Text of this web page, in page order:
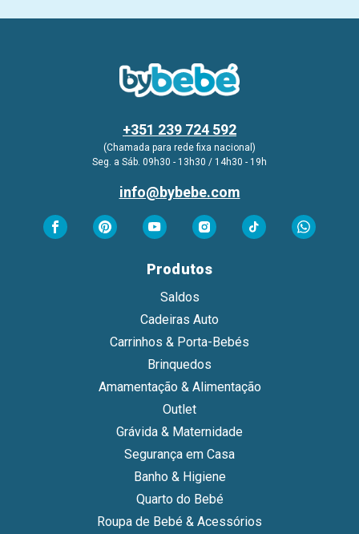
+351 239 724 592
(Chamada para rede fixa nacional)
Seg. a Sáb. 09h30 - 13h30 / 14h30 - 19h
info@bybebe.com
Produtos
Saldos
Cadeiras Auto
Carrinhos & Porta-Bebés
Brinquedos
Amamentação & Alimentação
Outlet
Grávida & Maternidade
Segurança em Casa
Banho & Higiene
Quarto do Bebé
Roupa de Bebé & Acessórios